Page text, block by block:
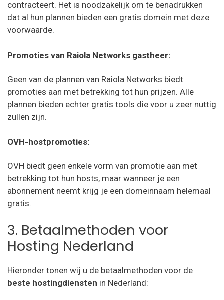
contracteert. Het is noodzakelijk om te benadrukken
dat al hun plannen bieden een gratis domein met deze
voorwaarde.
Promoties van Raiola Networks gastheer:
Geen van de plannen van Raiola Networks biedt
promoties aan met betrekking tot hun prijzen. Alle
plannen bieden echter gratis tools die voor u zeer nuttig
zullen zijn.
OVH-hostpromoties:
OVH biedt geen enkele vorm van promotie aan met
betrekking tot hun hosts, maar wanneer je een
abonnement neemt krijg je een domeinnaam helemaal
gratis.
3. Betaalmethoden voor
Hosting Nederland
Hieronder tonen wij u de betaalmethoden voor de
beste hostingdiensten in Nederland: